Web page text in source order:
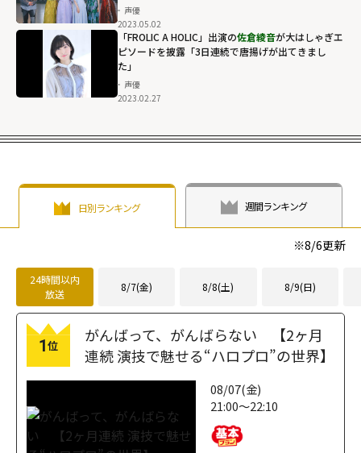
声優
2023.05.02
「FROLIC A HOLIC」出演の佐倉綾音が大はしゃぎエ
ピソードを披露「3日連続で唐揚げが出てきまし
た」
声優
2023.02.27
日別ランキング 週間ランキング
※8/6更新
24時間以内
放送
8/7(金) 8/8(土) 8/9(日)
1位
がんばって、がんばらない 【2ヶ月
連続 演技で魅せる“ハロプロ”の世界】
08/07(金)
21:00～22:10